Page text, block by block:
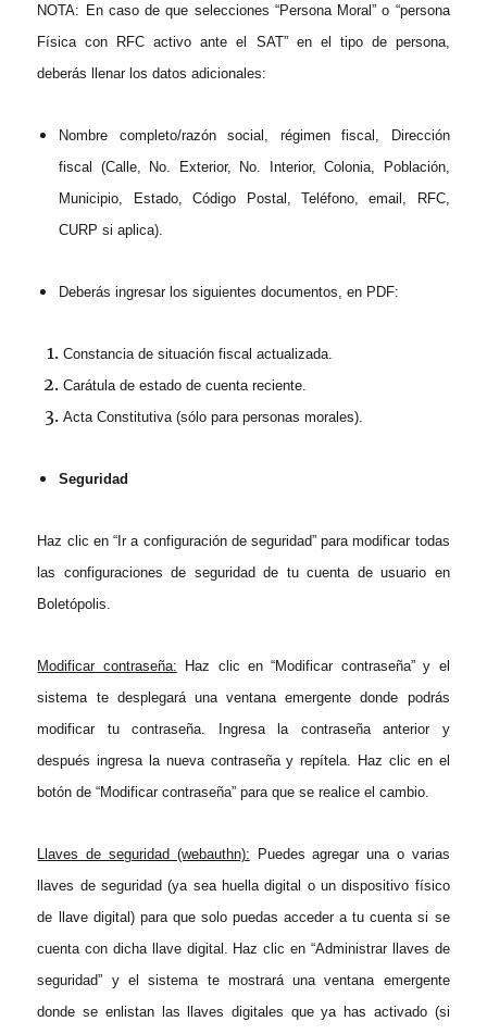
NOTA: En caso de que selecciones “Persona Moral” o “persona
Física con RFC activo ante el SAT” en el tipo de persona,
deberás llenar los datos adicionales:
Nombre completo/razón social, régimen fiscal, Dirección
fiscal (Calle, No. Exterior, No. Interior, Colonia, Población,
Municipio, Estado, Código Postal, Teléfono, email, RFC,
CURP si aplica).
Deberás ingresar los siguientes documentos, en PDF:
Constancia de situación fiscal actualizada.
Carátula de estado de cuenta reciente.
Acta Constitutiva (sólo para personas morales).
Seguridad
Haz clic en “Ir a configuración de seguridad” para modificar todas
las configuraciones de seguridad de tu cuenta de usuario en
Boletópolis.
Modificar contraseña: Haz clic en “Modificar contraseña” y el
sistema te desplegará una ventana emergente donde podrás
modificar tu contraseña. Ingresa la contraseña anterior y
después ingresa la nueva contraseña y repítela. Haz clic en el
botón de “Modificar contraseña” para que se realice el cambio.
Llaves de seguridad (webauthn): Puedes agregar una o varias
llaves de seguridad (ya sea huella digital o un dispositivo físico
de llave digital) para que solo puedas acceder a tu cuenta si se
cuenta con dicha llave digital. Haz clic en “Administrar llaves de
seguridad” y el sistema te mostrará una ventana emergente
donde se enlistan las llaves digitales que ya has activado (si